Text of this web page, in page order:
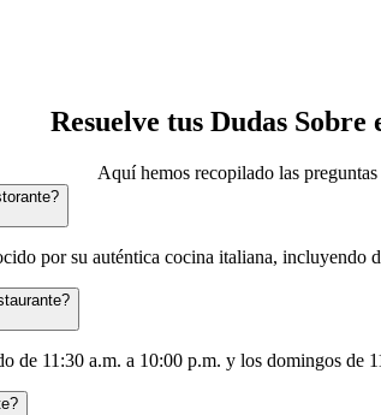
Resuelve tus Dudas
Aquí hemos recopilado las preguntas
por su auténtica cocina italiana, incluyendo
de 11:30 a.m. a 10:00 p.m. y los domingos de